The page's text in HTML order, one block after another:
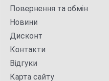
Повернення та обмін
Новини
Дисконт
Контакти
Відгуки
Карта сайту